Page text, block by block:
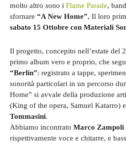
molto altro sono i Flame Parade,
sfornare “A New Home”, Il loro
sabato 15 Ottobre con Materiali
Il progetto, concepito nell’estate del
primo album vero e proprio, che
“Berlin”: registrato a tappe,
sonorità particolari in un percorso
Home” si avvale della produzione
(King of the opera, Samuel Katarro)
Tommasini.
Abbiamo incontrato Marco Zampoli
rispettivamente voce e chitarre, e